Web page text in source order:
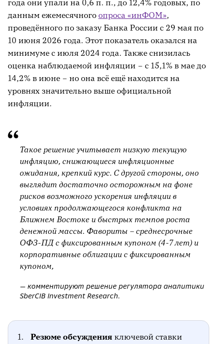
года они упали на 0,6 п. п., до 12,4% годовых, по
данным ежемесячного опроса «инФОМ»,
проведённого по заказу Банка России с 29 мая по
10 июня 2026 года. Этот показатель оказался на
минимуме с июля 2024 года. Также снизилась
оценка наблюдаемой инфляции – с 15,1% в мае до
14,2% в июне – но она всё ещё находится на
уровнях значительно выше официальной
инфляции.
Такое решение учитывает низкую текущую
инфляцию, снижающиеся инфляционные
ожидания, крепкий курс. С другой стороны, оно
выглядит достаточно осторожным на фоне
рисков возможного ускорения инфляции в
условиях продолжающегося конфликта на
Ближнем Востоке и быстрых темпов роста
денежной массы. Фавориты – среднесрочные
ОФЗ-ПД с фиксированным купоном (4-7 лет) и
корпоративные облигации с фиксированным
— комментируют решение регулятора аналитики
SberCIB Investment Research.
Резюме обсуждения ключевой ставки